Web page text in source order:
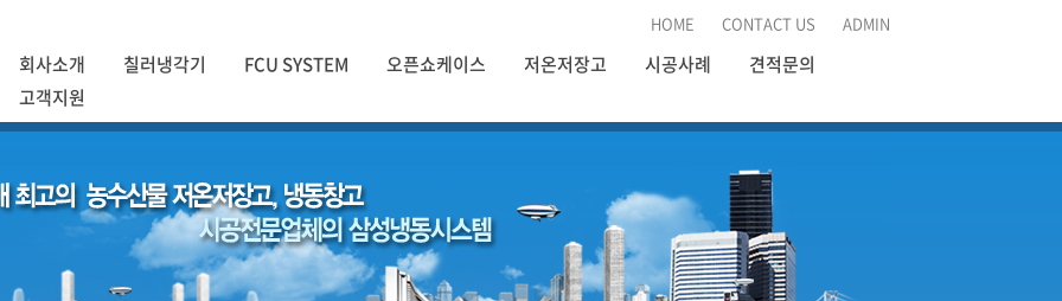
HOME CONTACT US ADMIN
회사소개 칠러냉각기 FCU SYSTEM 오픈쇼케이스 저온저장고 시공사례
견적문의
고객지원